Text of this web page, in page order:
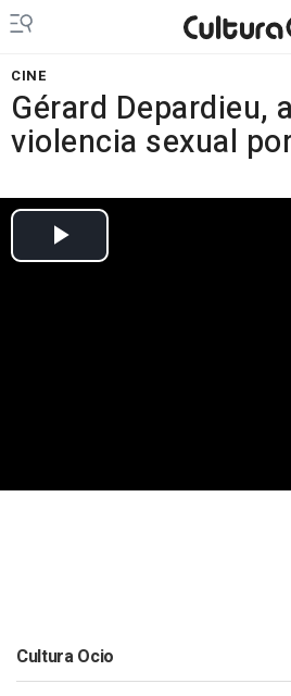
CINE
Gérard Depardieu,
violencia sexual
Cultura Ocio